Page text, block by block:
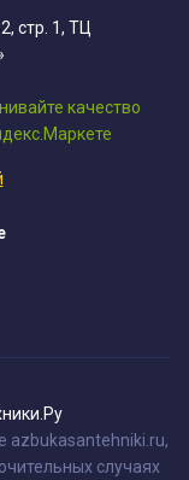
стр. 1, ТЦ
azbukasantehniki.ru,
случаях